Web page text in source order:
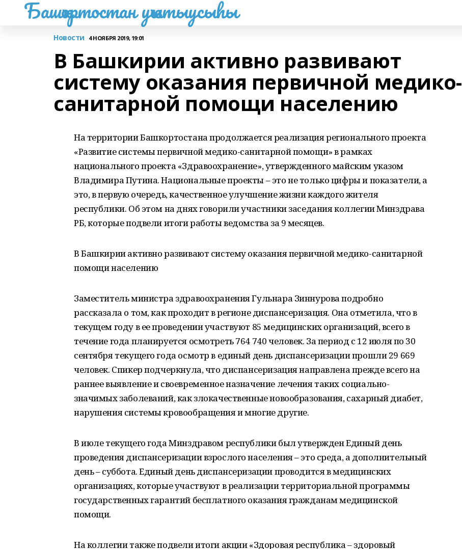
Башҡортостан уҡытыусыһы
Новости 4 НОЯБРЯ 2019, 19:01
В Башкирии активно развивают
систему оказания первичной медико-
санитарной помощи населению
На территории Башкортостана продолжается реализация регионального проекта
«Развитие системы первичной медико-санитарной помощи» в рамках
национального проекта «Здравоохранение», утвержденного майским указом
Владимира Путина. Национальные проекты – это не только цифры и показатели, а
это, в первую очередь, качественное улучшение жизни каждого жителя
республики. Об этом на днях говорили участники заседания коллегии Минздрава
РБ, которые подвели итоги работы ведомства за 9 месяцев.
В Башкирии активно развивают систему оказания первичной медико-санитарной
помощи населению
Заместитель министра здравоохранения Гульнара Зиннурова подробно
рассказала о том, как проходит в регионе диспансеризация. Она отметила, что в
текущем году в ее проведении участвуют 85 медицинских организаций, всего в
течение года планируется осмотреть 764 740 человек. За период с 12 июля по 30
сентября текущего года осмотр в единый день диспансеризации прошли 29 669
человек. Спикер подчеркнула, что диспансеризация направлена прежде всего на
раннее выявление и своевременное назначение лечения таких социально-
значимых заболеваний, как злокачественные новообразования, сахарный диабет,
нарушения системы кровообращения и многие другие.
В июле текущего года Минздравом республики был утвержден Единый день
проведения диспансеризации взрослого населения – это среда, а дополнительный
день – суббота. Единый день диспансеризации проводится в медицинских
организациях, которые участвуют в реализации территориальной программы
государственных гарантий бесплатного оказания гражданам медицинской
помощи.
На коллегии также подвели итоги акции «Здоровая республика – здоровый